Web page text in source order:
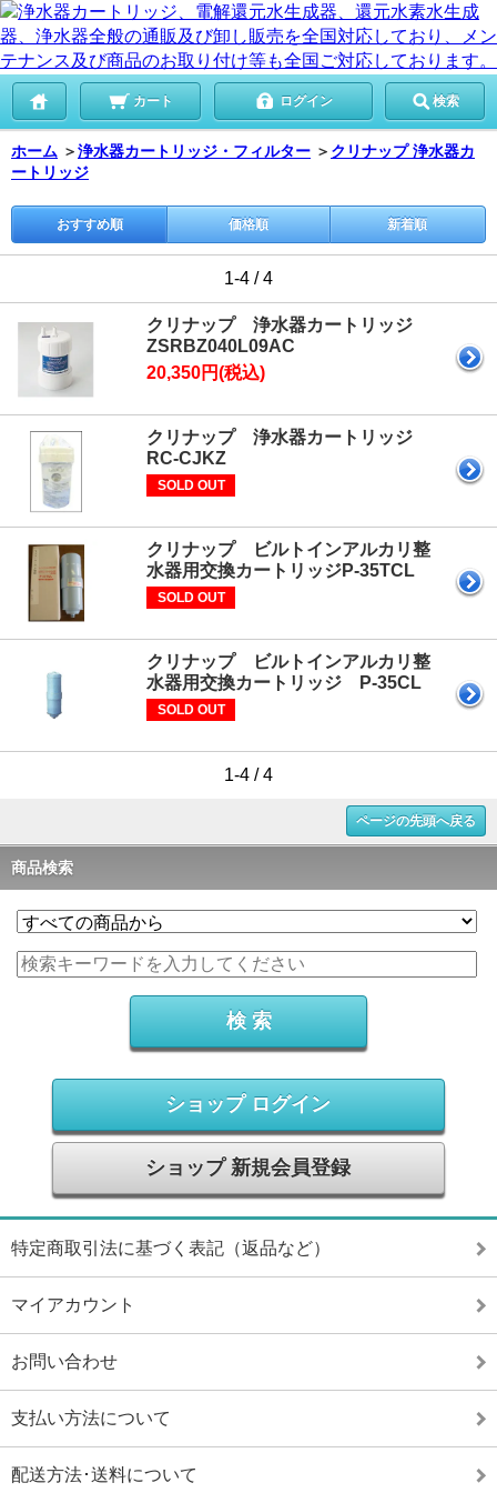
カート ログイン 検索
ホーム ＞浄水器カートリッジ・フィルター ＞ クリナップ 浄水器カ
ートリッジ
おすすめ順 価格順 新着順
1-4 / 4
クリナップ 浄水器カートリッジ
ZSRBZ040L09AC
20,350円(税込)
クリナップ 浄水器カートリッジ
RC-CJKZ
SOLD OUT
クリナップ ビルトインアルカリ整
水器用交換カートリッジP-35TCL
SOLD OUT
クリナップ ビルトインアルカリ整
水器用交換カートリッジ P-35CL
SOLD OUT
1-4 / 4
ページの先頭へ戻る
商品検索
ショップ ログイン
ショップ 新規会員登録
特定商取引法に基づく表記（返品など）
マイアカウント
お問い合わせ
支払い方法について
配送方法･送料について